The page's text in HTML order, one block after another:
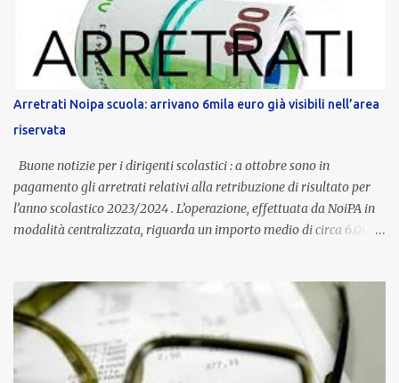
normativa nazionale e con l’obiettivo di offrire maggiore tutela e
supporto in situazioni delicate. L’indennità provinciale per i docenti
è un unicum in Italia: si tratta di una misura esclusiva della
Provincia autonoma di Bolzano, che integra in maniera stabile lo
stipendio nazionale grazie alle prerogative garantite
dall’autonomia locale. Non è un bonus temporaneo né un
compenso accessorio, ma una voce strutturale di retribuzione,
aggiornata periodicamente in base al cost...
Arretrati Noipa scuola: arrivano 6mila euro già visibili nell’area
riservata
Buone notizie per i dirigenti scolastici : a ottobre sono in
pagamento gli arretrati relativi alla retribuzione di risultato per
l’anno scolastico 2023/2024 . L’operazione, effettuata da NoiPA in
modalità centralizzata, riguarda un importo medio di circa 6.000
ordinaria di ottobre . Cos’è la retribuzione di risultato La
retribuzione di risultato rappresenta la parte variabile dello
stipendio dei dirigenti scolastici. Viene corrisposta per valorizzare
la qualità dell’attività svolta, la gestione delle risorse e il
raggiungimento degli obiettivi fissati dal Ministero dell’Istruzione